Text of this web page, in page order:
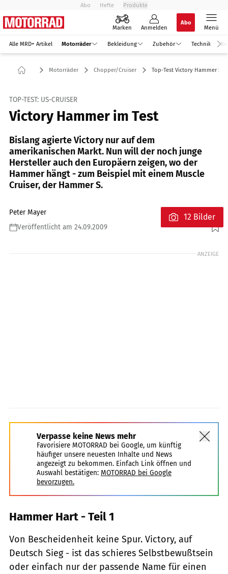
Abo Hefte Produkte
Marken Anmelden
Abo
Menü
Alle MRD+ Artikel Motorräder Bekleidung Zubehör Technik
Motorräder Chopper/Cruiser Top-Test Victory Hammer S
TOP-TEST: US-CRUISER
Victory Hammer im Test
Bislang agierte Victory nur auf dem
amerikanischen Markt. Nun will der noch junge
Hersteller auch den Europäern zeigen, wo der
Hammer hängt - zum Beispiel mit einem Muscle
Cruiser, der Hammer S.
Peter Mayer
Veröffentlicht am 24.09.2009
Foto: Jahn
12 Bilder
ANZEIGE
Verpasse keine News mehr
Favorisiere MOTORRAD bei Google, um künftig
häufiger unsere neuesten Inhalte und News
angezeigt zu bekommen. Einfach Link öffnen und
Auswahl bestätigen: MOTORRAD bei Google
bevorzugen.
Hammer Hart - Teil 1
Von Bescheidenheit keine Spur. Victory, auf
Deutsch Sieg - ist das schieres Selbstbewußtsein
oder einfach nur der passende Name für einen